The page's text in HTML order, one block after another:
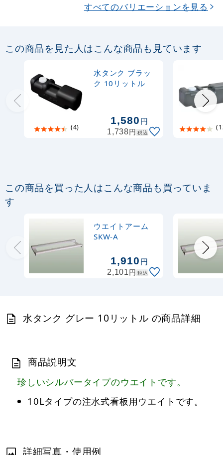
すべてのバリエーションを見る
この商品を見た人はこんな商品も見ています
(4)
水タンク ブラッ
ク 10リットル
1,580円
1,738円 税込
この商品を買った人はこんな商品も買っていま
す
ウエイトアーム
SKW-A
1,910円
2,101円 税込
水タンク グレー 10リットル の商品詳細
商品説明文
珍しいシルバータイプのウエイトです。
10Lタイプの注水式看板用ウエイトです。
詳細写真・使用例